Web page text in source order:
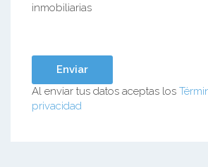
inmobiliarias
Al enviar tus datos aceptas los
privacidad